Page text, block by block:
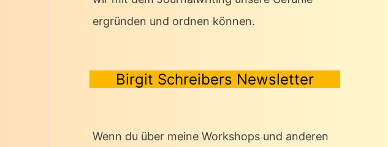
ergründen und ordnen können.
Birgit Schreibers Newsletter
Wenn du über meine Workshops und anderen